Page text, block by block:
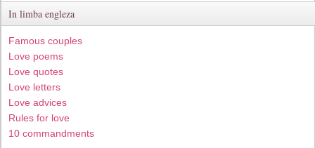
In limba engleza
Famous couples
Love poems
Love quotes
Love letters
Love advices
Rules for love
10 commandments